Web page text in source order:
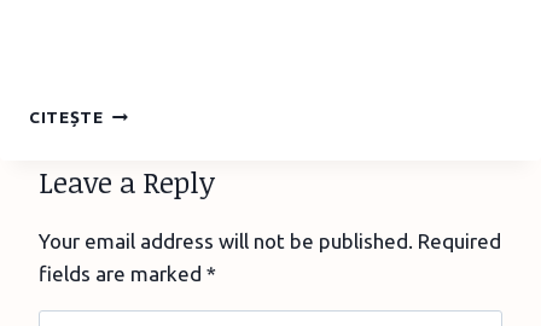
CITEȘTECOZY
LECTURA
RESPIRO
UN
NOU
Leave a Reply
Your email address will not be published. Required
fields are marked *